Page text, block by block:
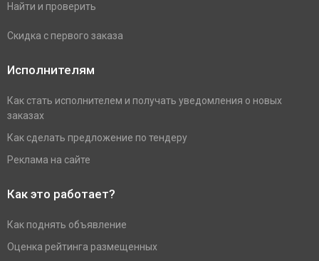
Найти и проверить
Скидка с первого заказа
Исполнителям
Как стать исполнителем и получать уведомления о новых
заказах
Как сделать предложение по тендеру
Реклама на сайте
Как это работает?
Как поднять объявление
Оценка рейтинга размещенных